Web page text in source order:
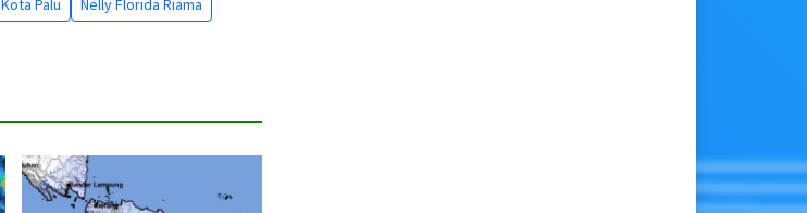
Kota Palu
Nelly Florida Riama